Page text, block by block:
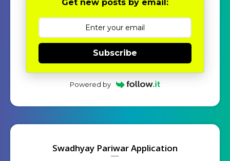
Get new posts by email:
Subscribe
Powered by
Swadhyay Pariwar Application